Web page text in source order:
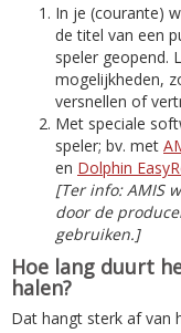
In je (courante)
de titel van een
speler geopend.
mogelijkheden,
versnellen of
Met speciale
speler; bv. met
en Dolphin
[Ter info: AMIS
door de
gebruiken.]
Hoe lang duurt
halen?
Dat hangt sterk af van